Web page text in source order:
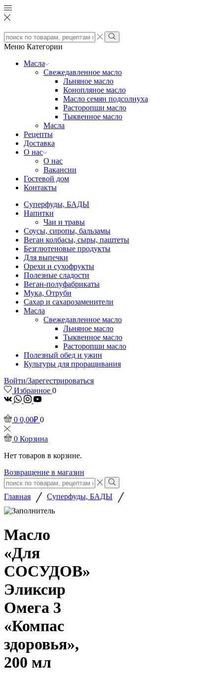
Search
input
Search
Меню Категории
Масла
Свежедавленное масло
Льняное масло
Конопляное масло
Масло семян подсолнуха
Расторопши масло
Тыквенное масло
Масла
Рецепты
Доставка
О нас
О нас
Вакансии
Гостевой дом
Контакты
Суперфуды, БАДЫ
Напитки
Чаи и травы
Соусы, сиропы, бальзамы
Веган колбасы, сыры, паштеты
Безглютеновые продукты
Для выпечки
Орехи и сухофрукты
Полезные сладости
Веган-полуфабрикаты
Мука, Отруби
Сахар и сахарозаменители
Масла
Свежедавленное масло
Льняное масло
Тыквенное масло
Расторопши масло
Полезный обед и ужин
Культуры для проращивания
Войти/Зарегестрироваться
Избранное 0
vk Whatsapp
Instagram
Youtube
0 0,00₽ 0
0 Корзина
Нет товаров в корзине.
Возвращение в магазин
Search
input
Search
Главная / Суперфуды, БАДЫ /
Масло
«Для
СОСУДОВ»
Эликсир
Омега 3
«Компас
здоровья»,
200 мл